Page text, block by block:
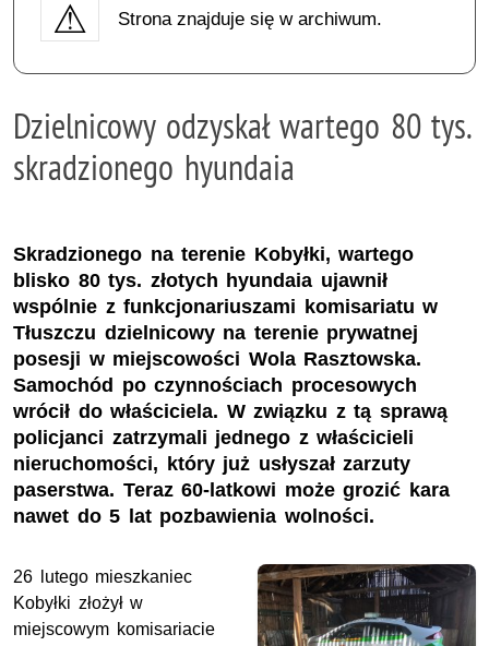
Strona znajduje się w archiwum.
Dzielnicowy odzyskał wartego 80 tys.
skradzionego hyundaia
Skradzionego na terenie Kobyłki, wartego
blisko 80 tys. złotych hyundaia ujawnił
wspólnie z funkcjonariuszami komisariatu w
Tłuszczu dzielnicowy na terenie prywatnej
posesji w miejscowości Wola Rasztowska.
Samochód po czynnościach procesowych
wrócił do właściciela. W związku z tą sprawą
policjanci zatrzymali jednego z właścicieli
nieruchomości, który już usłyszał zarzuty
paserstwa. Teraz 60-latkowi może grozić kara
nawet do 5 lat pozbawienia wolności.
26 lutego mieszkaniec
Kobyłki złożył w
miejscowym komisariacie